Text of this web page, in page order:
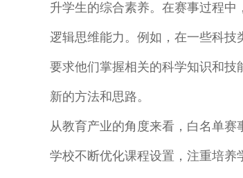
升学生的综合素养。在赛事过程
逻辑思维能力。例如，在一些科
要求他们掌握相关的科学知识和
新的方法和思路。
从教育产业的角度来看，白名单
学校不断优化课程设置，注重培养